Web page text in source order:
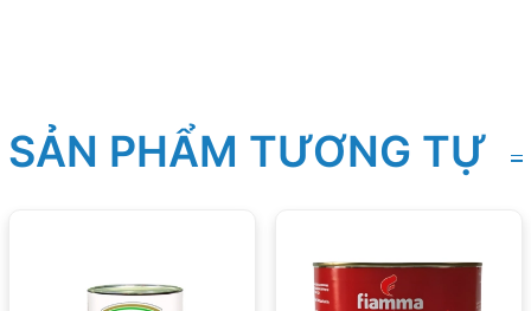
SẢN PHẨM TƯƠNG TỰ